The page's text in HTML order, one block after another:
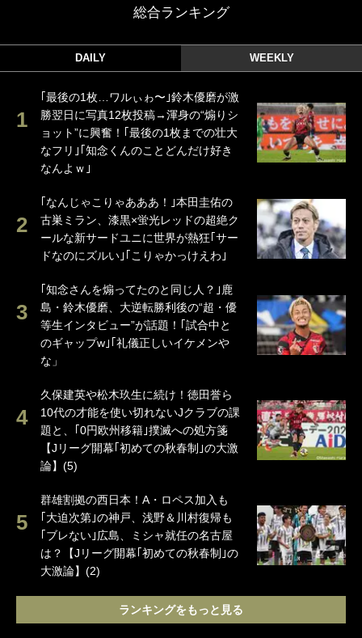
総合ランキング
DAILY WEEKLY
｢最後の1枚…ワルぃゎ〜｣鈴木優磨が激
勝翌日に写真12枚投稿→渾身の“煽りシ
ョット”に興奮！｢最後の1枚までの壮大
なフリ｣｢知念くんのことどんだけ好き
なんよｗ｣
｢なんじゃこりゃあああ！｣本田圭佑の
古巣ミラン、漆黒×蛍光レッドの超絶ク
ールな新サードユニに世界が熱狂｢サー
ドなのにズルい｣｢こりゃかっけえわ｣
｢知念さんを煽ってたのと同じ人？｣鹿
島・鈴木優磨、大逆転勝利後の“超・優
等生インタビュー”が話題！｢試合中と
のギャップw｣｢礼儀正しいイケメンや
な」
久保建英や松木玖生に続け！徳田誉ら
10代の才能を使い切れないJクラブの課
題と、｢0円欧州移籍｣撲滅への処方箋
【Jリーグ開幕｢初めての秋春制｣の大激
論】(5)
群雄割拠の西日本！A・ロペス加入も
｢大迫次第｣の神戸、浅野＆川村復帰も
｢ブレない｣広島、ミシャ就任の名古屋
は？【Jリーグ開幕｢初めての秋春制｣の
大激論】(2)
ランキングをもっと見る